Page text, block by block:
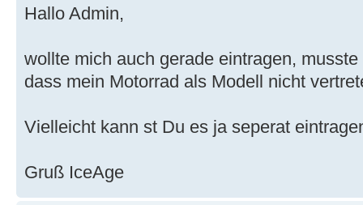
Hallo Admin,
wollte mich auch gerade eintragen,
dass mein Motorrad als Modell nicht
Vielleicht kann st Du es ja seperat
Gruß IceAge